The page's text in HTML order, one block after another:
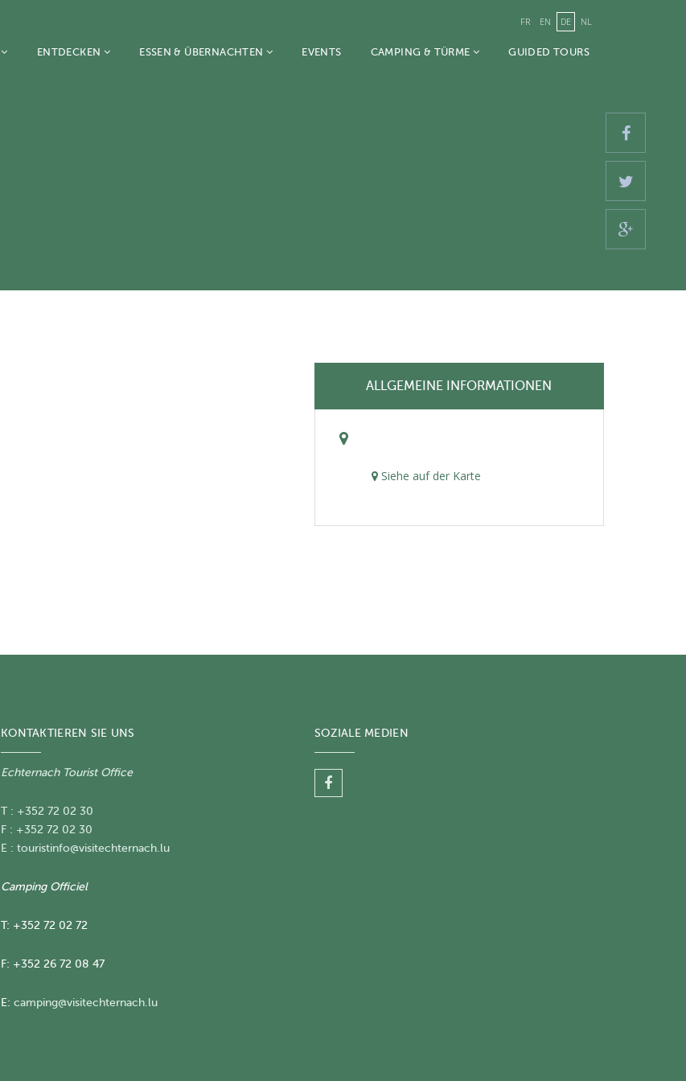
FR EN DE NL
ENTDECKEN ESSEN & ÜBERNACHTEN EVENTS CAMPING & TÜRME GUIDED TOURS
ALLGEMEINE INFORMATIONEN
Siehe auf der Karte
KONTAKTIEREN SIE UNS
Echternach Tourist Office
T : +352 72 02 30
F : +352 72 02 30
E : touristinfo@visitechternach.lu
Camping Officiel
T: +352 72 02 72
F: +352 26 72 08 47
E: camping@visitechternach.lu
SOZIALE MEDIEN